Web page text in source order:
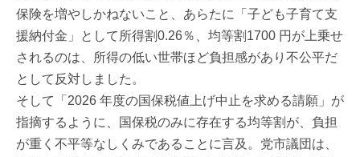
保険を増やしかねないこと、あらたに「子ども子育て支
援納付金」として所得割0.26％、均等割1700 円が上乗せ
されるのは、所得の低い世帯ほど負担感があり不公平だ
として反対しました。
そして「2026 年度の国保税値上げ中止を求める請願」が
指摘するように、国保税のみに存在する均等割が、負担
が重く不平等なしくみであることに言及。党市議団は、